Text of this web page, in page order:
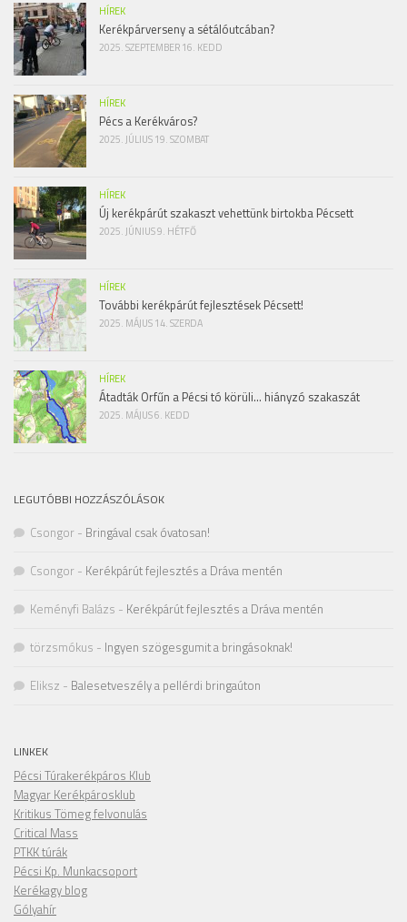
HÍREK
Kerékpárverseny a sétálóutcában?
2025. SZEPTEMBER 16. KEDD
HÍREK
Pécs a Kerékváros?
2025. JÚLIUS 19. SZOMBAT
HÍREK
Új kerékpárút szakaszt vehettünk birtokba Pécsett
2025. JÚNIUS 9. HÉTFŐ
HÍREK
További kerékpárút fejlesztések Pécsett!
2025. MÁJUS 14. SZERDA
HÍREK
Átadták Orfűn a Pécsi tó körüli… hiányzó szakaszát
2025. MÁJUS 6. KEDD
LEGUTÓBBI HOZZÁSZÓLÁSOK
Csongor - Bringával csak óvatosan!
Csongor - Kerékpárút fejlesztés a Dráva mentén
Keményfi Balázs - Kerékpárút fejlesztés a Dráva mentén
törzsmókus - Ingyen szögesgumit a bringásoknak!
Eliksz - Balesetveszély a pellérdi bringaúton
LINKEK
Pécsi Túrakerékpáros Klub
Magyar Kerékpárosklub
Kritikus Tömeg felvonulás
Critical Mass
PTKK túrák
Pécsi Kp. Munkacsoport
Kerékagy blog
Gólyahír